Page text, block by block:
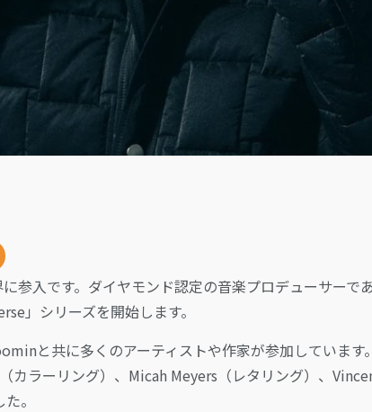
参入です。ダイヤモンド認定の音楽プロデューサーで
」シリーズを開始します。
と共に多くのアーティストや作家が参加しています
カラーリング）、Micah Meyers（レタリング）、
。